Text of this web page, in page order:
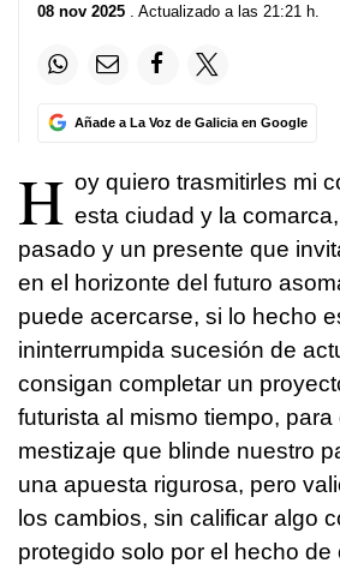
08 nov 2025 . Actualizado a las 21:21 h.
Añade a La Voz de Galicia en Google
H oy quiero trasmitirles mi
esta ciudad y la
pasado y un presente que
en el horizonte del futuro
puede acercarse, si lo hecho
ininterrumpida sucesión de
consigan completar un
futurista al mismo tiempo,
mestizaje que blinde nuestro
una apuesta rigurosa, pero
los cambios, sin calificar algo
protegido solo por el hecho de